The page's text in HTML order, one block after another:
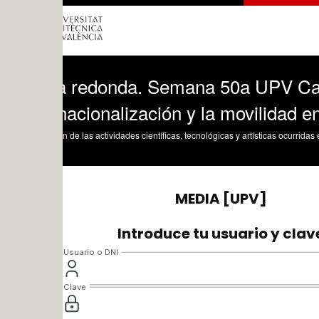
redonda. Semana 50a UPV Carrera
y la movilidad en la
de las actividades científicas, tecnológicas y artísticas ocurridas en los tres